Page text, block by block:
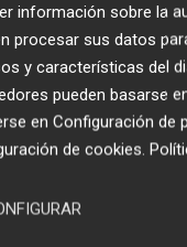
lejos
el Villarreal-
acoger un partido
Villarreal y
en suelo
información sobre la
procesar sus datos
y características del
pueden basarse
en Configuración de
de cookies.